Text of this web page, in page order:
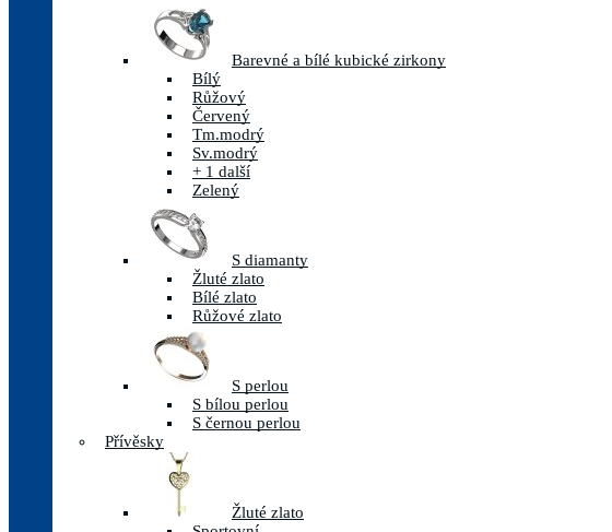
Barevné a bílé kubické zirkony
Bílý
Růžový
Červený
Tm.modrý
Sv.modrý
+ 1 další
Zelený
S diamanty
Žluté zlato
Bílé zlato
Růžové zlato
S perlou
S bílou perlou
S černou perlou
Přívěsky
Žluté zlato